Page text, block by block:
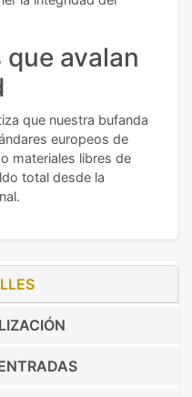
avalan
que nuestra bufanda
europeos de
materiales libres de
total desde la